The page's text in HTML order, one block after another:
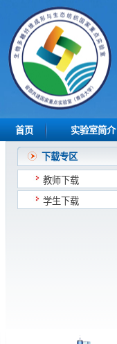
首页 实验室简介
下载专区
教师下载
学生下载